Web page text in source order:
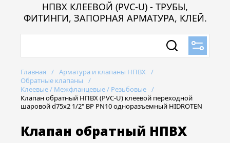
НПВХ КЛЕЕВОЙ (PVC-U) - ТРУБЫ,
ФИТИНГИ, ЗАПОРНАЯ АРМАТУРА, КЛЕЙ.
Главная / Арматура и клапаны НПВХ /
Обратные клапаны
/
Клеевые / Межфланцевые / Резьбовые /
Клапан обратный НПВХ (PVC-U) клеевой переходной
шаровой d75x2 1/2" ВР PN10 одноразъемный HIDROTEN
Клапан обратный НПВХ